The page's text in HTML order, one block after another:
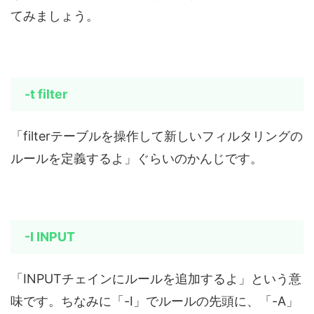
てみましょう。
-t filter
「filterテーブルを操作して新しいフィルタリングの
ルールを定義するよ」ぐらいのかんじです。
-I INPUT
「INPUTチェインにルールを追加するよ」という意
味です。ちなみに「-I」でルールの先頭に、「-A」